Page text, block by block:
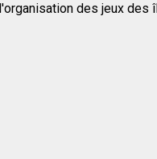
des jeux des